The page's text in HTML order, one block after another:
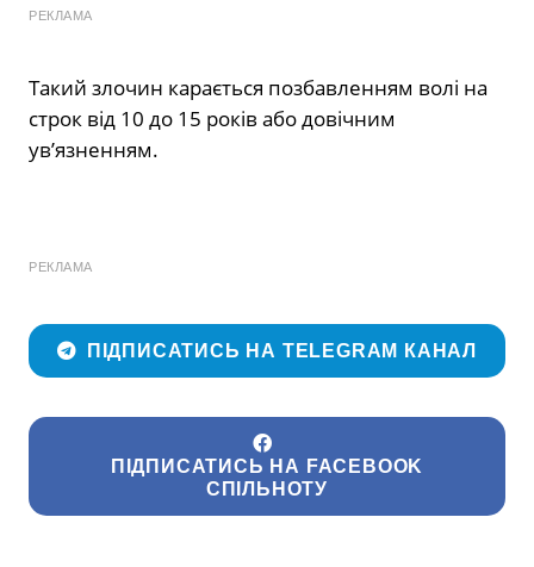
РЕКЛАМА
Такий злочин карається позбавленням волі на
строк від 10 до 15 років або довічним
ув’язненням.
РЕКЛАМА
ПІДПИСАТИСЬ НА TELEGRAM КАНАЛ
ПІДПИСАТИСЬ НА FACEBOOK
СПІЛЬНОТУ